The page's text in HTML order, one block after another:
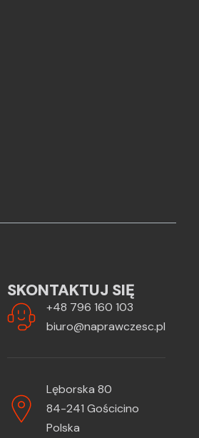
SKONTAKTUJ SIĘ
+48 796 160 103
biuro@naprawczesc.pl
Lęborska 80
84-241 Gościcino
Polska